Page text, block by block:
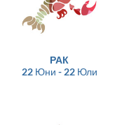
РАК
22 Юни - 22 Юли